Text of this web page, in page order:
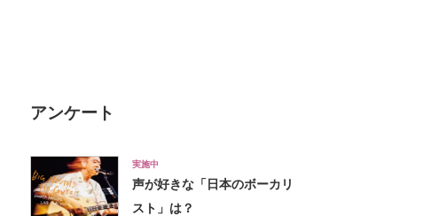
アンケート
実施中
声が好きな「日本のボーカリ
スト」は？